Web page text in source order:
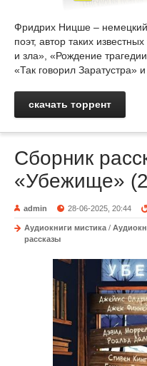
Фридрих Ницше –
поэт, автор таких
и зла», «Рождение
«Так говорил Заратустра»
скачать торрент
Сборник
«Убежище»
admin 28-06-2025, 20:44
Аудиокниги мистика /
рассказы